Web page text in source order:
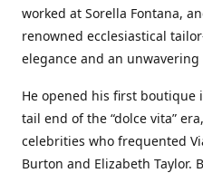
worked at Sorella Fontana,
renowned ecclesiastical
elegance and an
He opened his first
tail end of the “dolce vita”
celebrities who frequented
Burton and Elizabeth Taylor.